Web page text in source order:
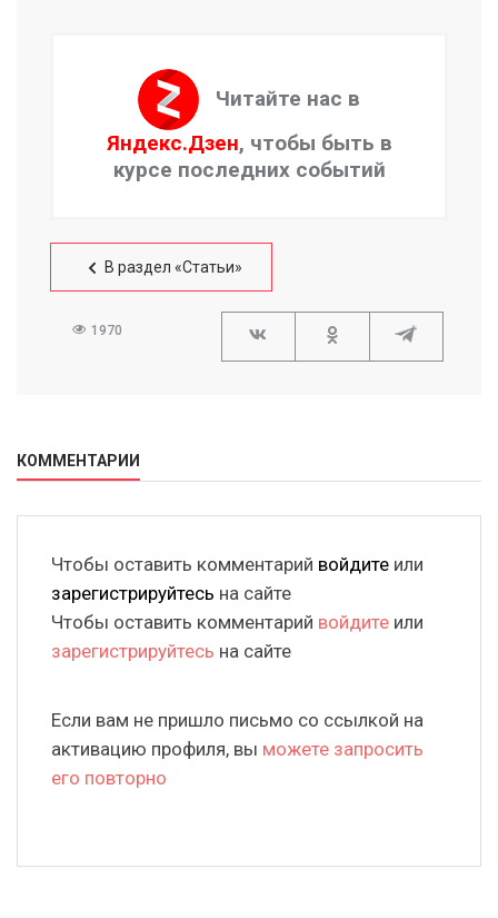
Читайте нас в
Яндекс.Дзен, чтобы быть в
курсе последних событий
В раздел «Статьи»
1970
КОММЕНТАРИИ
Чтобы оставить комментарий войдите или
зарегистрируйтесь на сайте
Чтобы оставить комментарий войдите или
зарегистрируйтесь на сайте
Если вам не пришло письмо со ссылкой на
активацию профиля, вы можете запросить
его повторно